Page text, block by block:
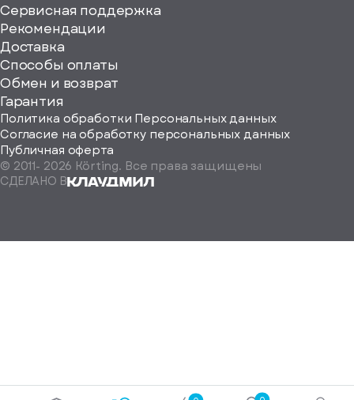
Сервисная поддержка
Рекомендации
Доставка
Способы оплаты
Обмен и возврат
Гарантия
Политика обработки Персональных данных
Согласие на обработку персональных данных
Публичная оферта
© 2011- 2026 Körting. Все права защищены
СДЕЛАНО В
Определить
на-